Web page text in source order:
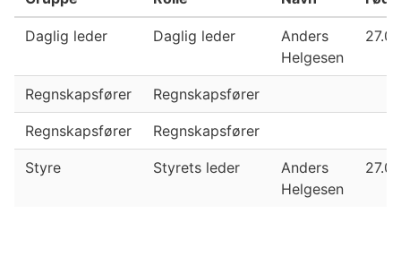
Daglig leder Daglig leder
Anders
Helgesen
Regnskapsfører Regnskapsfører
Regnskapsfører Regnskapsfører
Styre Styrets leder
Anders
Helgesen